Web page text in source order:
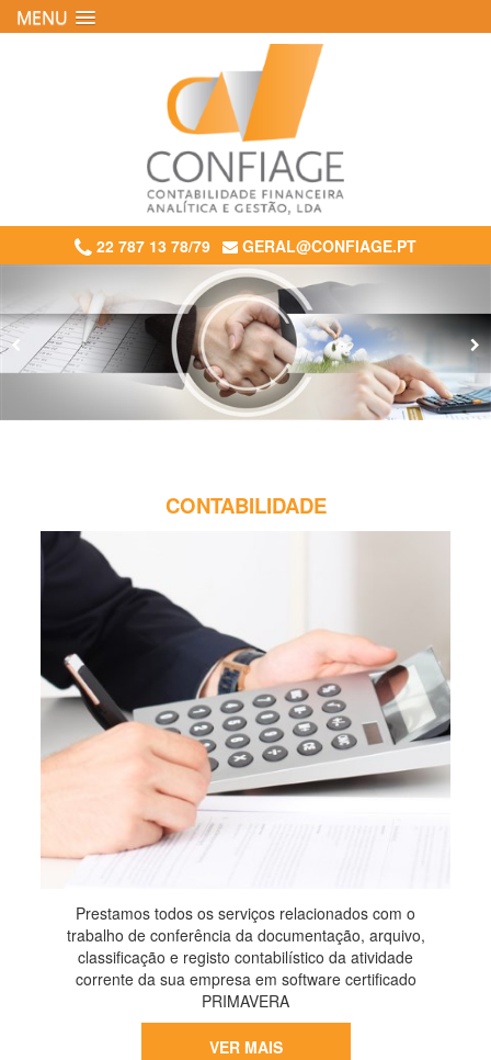
MENU
22 787 13 78/79 GERAL@CONFIAGE.PT
CONTABILIDADE
Prestamos todos os serviços relacionados com o
trabalho de conferência da documentação, arquivo,
classificação e registo contabilístico da atividade
corrente da sua empresa em software certificado
PRIMAVERA
VER MAIS